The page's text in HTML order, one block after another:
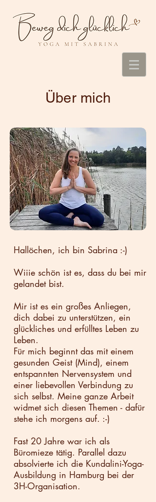
Über mich
Hallöchen, ich bin Sabrina :-)
Wiiie schön ist es, dass du bei mir
gelandet bist.
Mir ist es ein großes Anliegen,
dich dabei zu unterstützen, ein
glückliches und erfülltes Leben zu
Leben.
Für mich beginnt das mit einem
gesunden Geist (Mind), einem
entspannten Nervensystem und
einer liebevollen Verbindung zu
sich selbst. Meine ganze Arbeit
widmet sich diesen Themen - dafür
stehe ich morgens auf. :-)
Fast 20 Jahre war ich als
Büromieze tätig. ​​Parallel dazu
absolvierte ich die Kundalini-Yoga-
Ausbildung in Hamburg bei der
3H-Organisation.